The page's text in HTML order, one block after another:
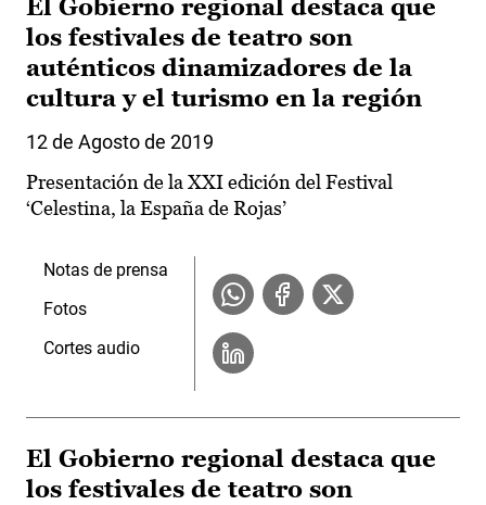
El Gobierno regional destaca que
los festivales de teatro son
auténticos dinamizadores de la
cultura y el turismo en la región
12 de Agosto de 2019
Presentación de la XXI edición del Festival
‘Celestina, la España de Rojas’
Notas de prensa
Fotos
Cortes audio
El Gobierno regional destaca que
los festivales de teatro son